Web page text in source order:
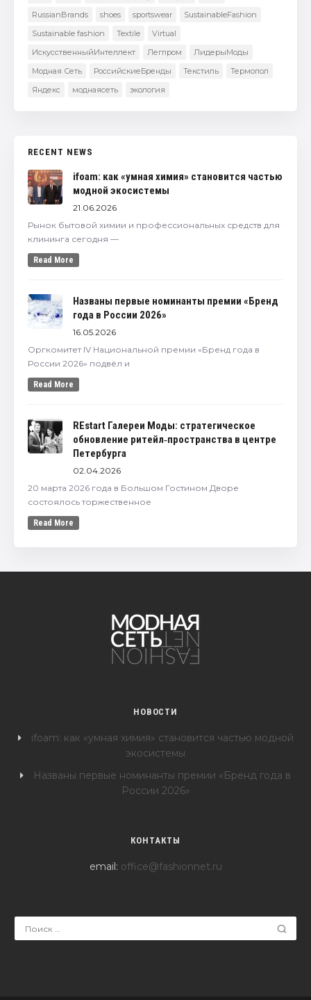
RussianBrands
shoes sportswear
SustainableFashion
Sustainable fashion
Textile
Virtual
ИскусственныйИнтеллект
Легпром
ЛидерыМоды
Модная Сеть
РоссийскиеБренды Текстиль
Термопол
Яндекс
моднаясеть экология
RECENT NEWS
ifoam: как «умная химия» становится частью
модной экосистемы
21.06.2026
Рынок бытовой химии и профессиональных средств для
клининга сегодня —
Read More
Названы первые номинанты премии «Бренд
года в России 2026»
16.05.2026
Оргкомитет IV Национальной премии «Бренд года в
России 2026» подвёл и
Read More
REstart Галереи Моды: стратегическое
обновление ритейл‑пространства в центре
Петербурга
02.04.2026
20 марта 2026 года в Большом Гостином Дворе
состоялось торжественное
Read More
НОВОСТИ
ifoam: как «умная химия» становится частью модной
экосистемы
Названы первые номинанты премии «Бренд года в
России 2026»
КОНТАКТЫ
email: office@fashionnet.ru